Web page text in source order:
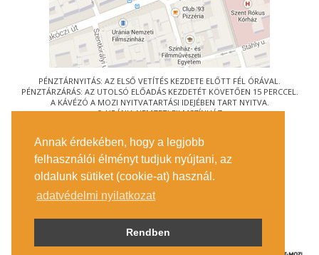
Annak érdekében, hogy a legjobb
felhasználói élményt tudjuk nyújtani, az
oldalunk sütiket (cookie-at) használ.
adatvédelmi nyilatkozat
Rendben
PÉNZTÁRNYITÁS: AZ ELSŐ VETÍTÉS KEZDETE ELŐTT FÉL ÓRÁVAL.
PÉNZTÁRZÁRÁS: AZ UTOLSÓ ELŐADÁS KEZDETÉT KÖVETŐEN 15 PERCCEL.
A KÁVÉZÓ A MOZI NYITVATARTÁSI IDEJÉBEN TART NYITVA.
© URÁNIA NEMZETI FILMSZÍNHÁZ
1088 BUDAPEST, RÁKÓCZI ÚT 21.
MEGKÖZELÍTÉS
JEGYINFORMÁCIÓ
ÍRJON NEKÜNK!
KÖZÉRDEKŰ ADATOK